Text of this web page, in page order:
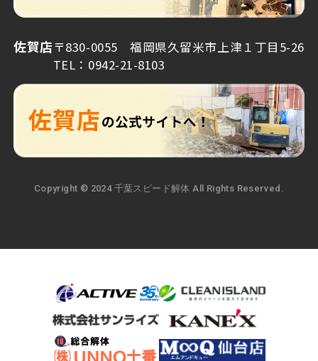
佐賀店〒830-0055 福岡県久留米市上津１丁目5-26
TEL：0942-21-8103
Copyright © 2024 千葉スピード解体 All Rights Reserved.